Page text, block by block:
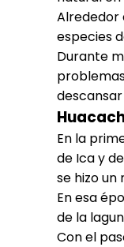
Alrededor
especies
Durante
descansar
En la
de Ica y
se hizo
En esa
de la
Con el